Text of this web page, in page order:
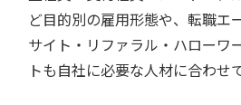
ど目的別の雇用形態や、転職エ
サイト・リファラル・ハローワ
トも自社に必要な人材に合わせ